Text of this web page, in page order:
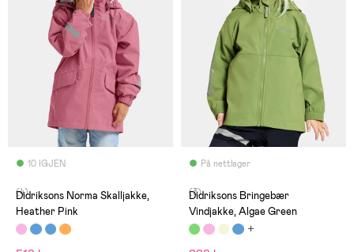
10 IGJEN
(4)
Didriksons Norma Skalljakke,
Heather Pink
På nettlager
(3)
Didriksons Bringebær
Vindjakke, Algae Green